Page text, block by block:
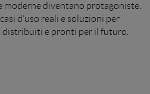
diventano protagoniste.
d’uso reali e soluzioni per
e pronti per il futuro.